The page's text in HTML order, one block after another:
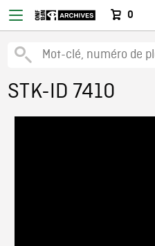
0
STK-ID 7410